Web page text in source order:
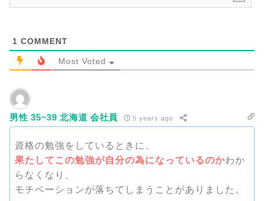
1 COMMENT
Most Voted
男性 35~39 北海道 会社員 5 years ago
資格の勉強をしているときに、
果たしてこの勉強が自分の為になっているのかわか
らなくなり、
モチベーションが落ちてしまうことがありました。